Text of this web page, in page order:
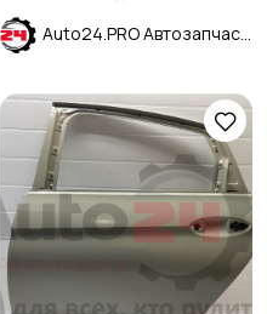
(рестайлинг)
Auto24.PRO Автозапчасти